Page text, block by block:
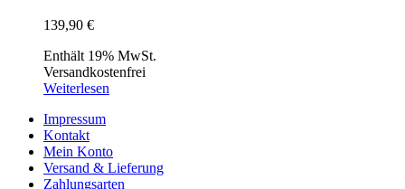
139,90 €
Enthält 19% MwSt.
Versandkostenfrei
Weiterlesen
Impressum
Kontakt
Mein Konto
Versand & Lieferung
Zahlungsarten